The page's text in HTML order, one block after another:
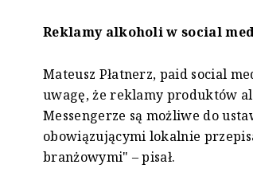
Reklamy alkoholi w social
Mateusz Płatnerz, paid social
uwagę, że reklamy produktów
Messengerze są możliwe do
obowiązującymi lokalnie
branżowymi" – pisał.